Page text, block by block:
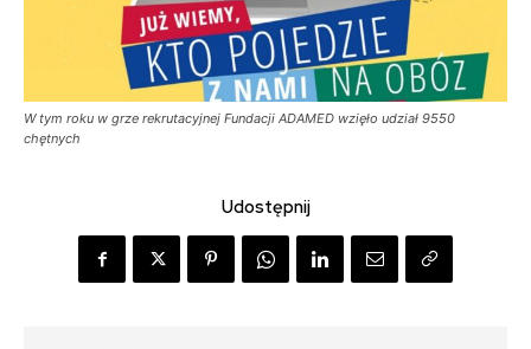
W tym roku w grze rekrutacyjnej Fundacji ADAMED wzięło udział 9550
chętnych
Udostępnij